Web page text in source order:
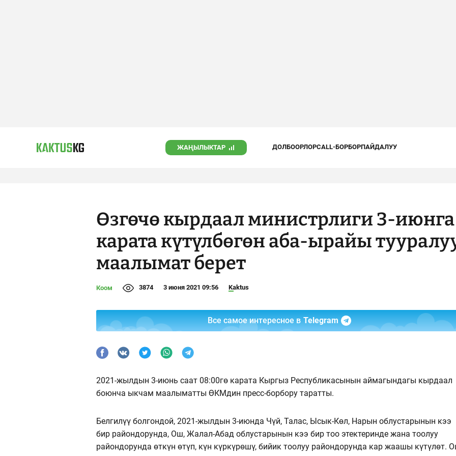
ЖАҢЫЛЫКТАР ДОЛБООРЛОРCALL-БОРБОРПАЙДАЛУУ
Өзгөчө кырдаал министрлиги 3-июнга
карата күтүлбөгөн аба-ырайы
маалымат берет
Коом 3874 3 июня 2021 09:56 Kaktus
Все самое интересное в Telegram
2021-жылдын 3-июнь саат 08:00гө карата Кыргыз Республикасынын аймагындагы кырдаал
боюнча ыкчам маалыматты ӨКМдин пресс-борбору таратты.
Белгилүү болгондой, 2021-жылдын 3-июнда Чүй, Талас, Ысык-Көл, Нарын облустарынын кээ
бир райондорунда, Ош, Жалал-Абад облустарынын кээ бир тоо этектеринде жана тоолуу
райондорунда өткүн өтүп, күн күркүрөшү, бийик тоолуу райондорунда кар жаашы күтүлөт.